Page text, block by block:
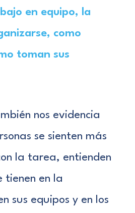
en equipo, la
como
toman sus
nos evidencia
se sienten más
la tarea, entienden
tienen en la
sus equipos y en los